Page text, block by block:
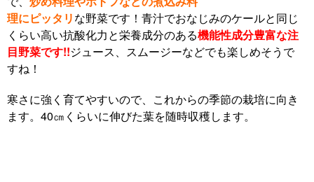
理にピッタリな野菜です！青汁でおなじみのケールと同じ
くらい高い抗酸化力と栄養成分のある機能性成分豊富な注
目野菜です!!ジュース、スムージーなどでも楽しめそうで
すね！
寒さに強く育てやすいので、これからの季節の栽培に向き
ます。40㎝くらいに伸びた葉を随時収穫します。